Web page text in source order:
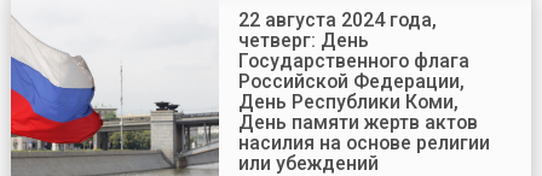
22 августа 2024 года,
четверг: День
Государственного флага
Российской Федерации,
День Республики Коми,
День памяти жертв актов
насилия на основе религии
или убеждений